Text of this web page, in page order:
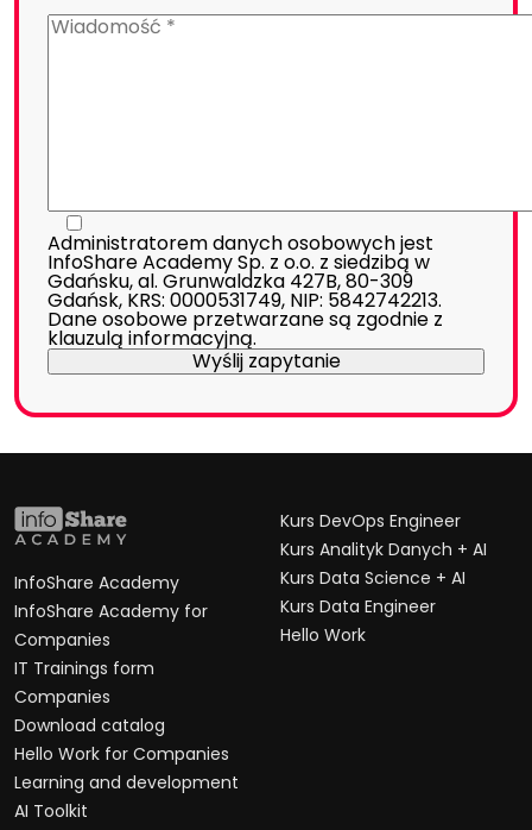
Administratorem danych osobowych jest
InfoShare Academy Sp. z o.o. z siedzibą w
Gdańsku, al. Grunwaldzka 427B, 80-309
Gdańsk, KRS: 0000531749, NIP: 5842742213.
Dane osobowe przetwarzane są zgodnie z
klauzulą informacyjną.
InfoShare Academy
InfoShare Academy for
Companies
IT Trainings form
Companies
Download catalog
Hello Work for Companies
Learning and development
AI Toolkit
Kurs DevOps Engineer
Kurs Analityk Danych + AI
Kurs Data Science + AI
Kurs Data Engineer
Hello Work